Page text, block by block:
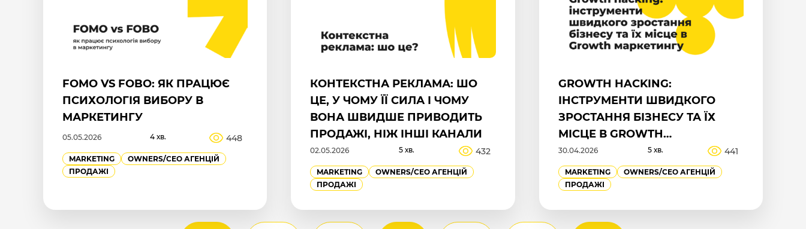
FOMO VS FOBO: ЯК ПРАЦЮЄ
ПСИХОЛОГІЯ ВИБОРУ В
МАРКЕТИНГУ
05.05.2026 4 хв. 448
MARKETING
OWNERS/СEO АГЕНЦІЙ
ПРОДАЖІ
КОНТЕКСТНА РЕКЛАМА: ШО
ЦЕ, У ЧОМУ ЇЇ СИЛА І ЧОМУ
ВОНА ШВИДШЕ ПРИВОДИТЬ
ПРОДАЖІ, НІЖ ІНШІ КАНАЛИ
02.05.2026 5 хв. 432
MARKETING
OWNERS/СEO АГЕНЦІЙ
ПРОДАЖІ
GROWTH HACKING:
ІНСТРУМЕНТИ ШВИДКОГО
ЗРОСТАННЯ БІЗНЕСУ ТА ЇХ
МІСЦЕ В GROWTH
МАРКЕТИНГУ
30.04.2026 5 хв. 441
MARKETING
OWNERS/СEO АГЕНЦІЙ
ПРОДАЖІ